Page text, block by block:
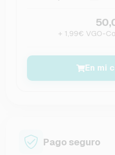
+ 1,99€ VGO-
En mi
Pago seguro